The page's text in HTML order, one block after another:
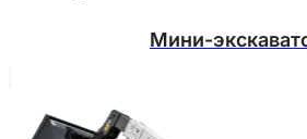
Мини-